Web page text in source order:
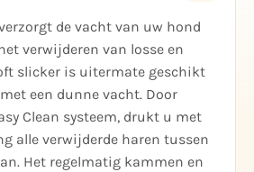
de vacht van uw hond
verwijderen van losse en
slicker is uitermate geschikt
een dunne vacht. Door
Clean systeem, drukt u met
alle verwijderde haren tussen
Het regelmatig kammen en